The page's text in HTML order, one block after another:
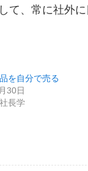
て、常に社外
を自分で売る
30日
長学